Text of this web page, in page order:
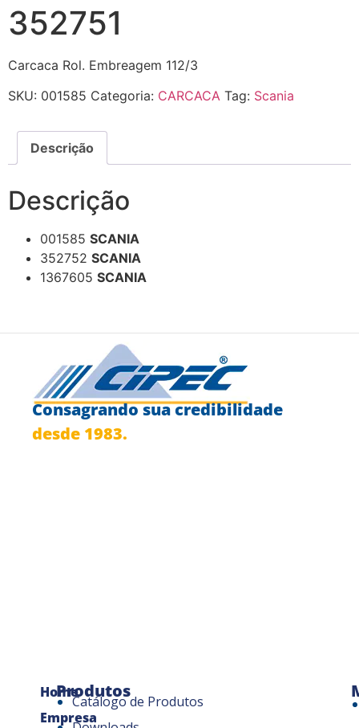
352751
Carcaca Rol. Embreagem 112/3
SKU: 001585 Categoria: CARCACA Tag: Scania
Descrição
Descrição
001585 SCANIA
352752 SCANIA
1367605 SCANIA
Consagrando sua credibilidade
desde 1983.
Home
Empresa
Produtos
Catálogo de Produtos